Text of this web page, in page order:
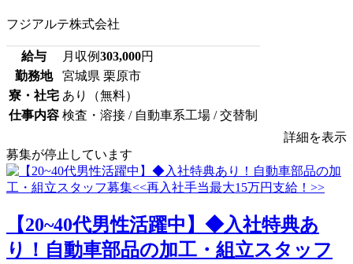
フジアルテ株式会社
給与 月収例303,000円
勤務地
宮城県 栗原市
寮・社宅 あり（無料）
仕事内容 検査・溶接 / 自動車系工場 / 交替制
詳細を表示
募集が停止しています
【20~40代男性活躍中】◆入社特典あ
り！自動車部品の加工・組立スタッフ